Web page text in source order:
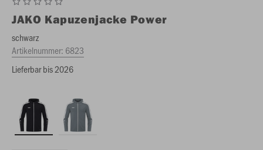
JAKO Kapuzenjacke Power
schwarz
Artikelnummer: 6823
Lieferbar bis 2026